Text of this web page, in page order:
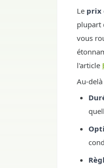
Le prix
plupart
vous
l'article
Au-